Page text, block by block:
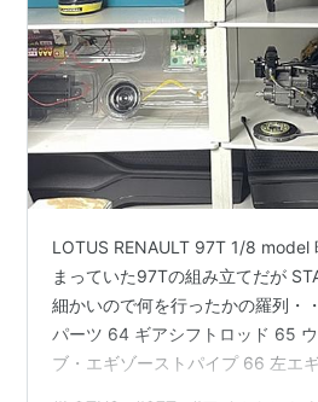
LOTUS RENAULT 97T 1/8 model
まっていた97Tの組み立てだが
細かいので何を行ったかの羅列・
パーツ 64 ギアシフトロッド 65
ブ・エギゾーストパイプ 66 左エ